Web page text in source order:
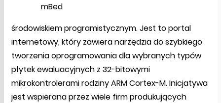
mBed
środowiskiem programistycznym. Jest to portal
internetowy, który zawiera narzędzia do szybkiego
tworzenia oprogramowania dla wybranych typów
płytek ewaluacyjnych z 32-bitowymi
mikrokontrolerami rodziny ARM Cortex-M. Inicjatywa
jest wspierana przez wiele firm produkujących